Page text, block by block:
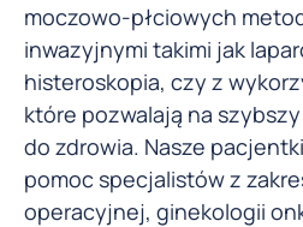
moczowo-płciowych
inwazyjnymi takimi jak
histeroskopia, czy z
które pozwalają na
do zdrowia. Nasze
pomoc specjalistów z
operacyjnej, ginekologii